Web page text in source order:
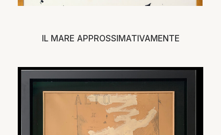
IL MARE APPROSSIMATIVAMENTE